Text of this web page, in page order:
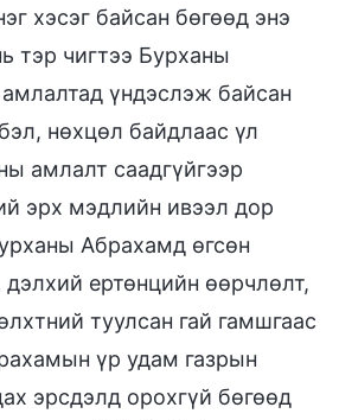
хэсэг байсан бөгөөд энэ
тэр чигтээ Бурханы
үндэслэж байсан
нөхцөл байдлаас үл
амлалт саадгүйгээр
эрх мэдлийн ивээл дор
Абрахамд өгсөн
ертөнцийн өөрчлөлт,
туулсан гай гамшгаас
үр удам газрын
эрсдэлд орохгүй бөгөөд